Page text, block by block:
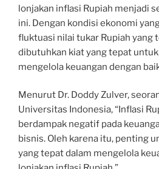
lonjakan inflasi Rupiah menjadi
ini. Dengan kondisi ekonomi
fluktuasi nilai tukar Rupiah yang
dibutuhkan kiat yang tepat
mengelola keuangan dengan
Menurut Dr. Doddy Zulver,
Universitas Indonesia, “Inflasi
berdampak negatif pada
bisnis. Oleh karena itu, penting
yang tepat dalam mengelola